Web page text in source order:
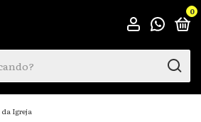
0
da Igreja